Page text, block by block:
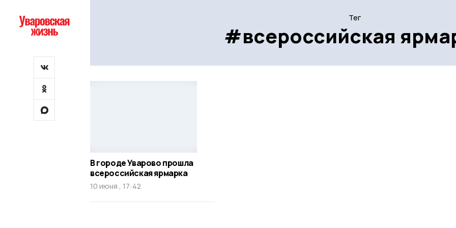
Тег
#всероссийская
В городе Уварово прошла
всероссийская ярмарка
10 июня , 17:42